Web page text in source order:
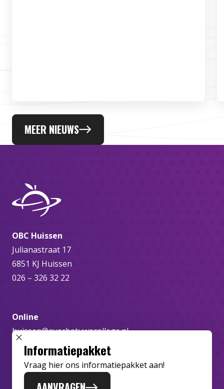
MEER NIEUWS
OBC Huissen
Julianastraat 17
6851 KJ Huissen
026 – 326 32 22
Online
huissen@overbetuwecollege.nl
SLUIT POPUP
Informatiepakket
Vraag hier ons informatiepakket aan!